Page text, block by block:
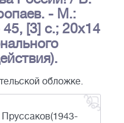
- М.:
[3] с.; 20х14
обложке.